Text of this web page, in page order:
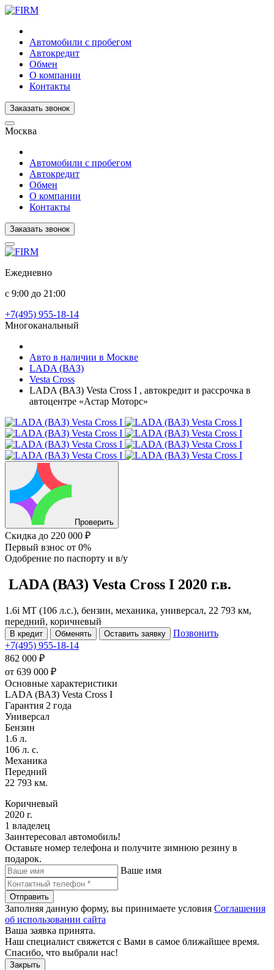
Автомобили с пробегом
Автокредит
Обмен
О компании
Контакты
Заказать звонок
Москва
Автомобили с пробегом
Автокредит
Обмен
О компании
Контакты
Заказать звонок
Ежедневно
с 9:00 до 21:00
+7(495) 955-18-14
Многоканальный
Авто в наличии в Москве
LADA (ВАЗ)
Vesta Cross
LADA (ВАЗ) Vesta Cross I , автокредит и рассрочка в
автоцентре «Астар Моторс»
Проверить
Скидка до 220 000 ₽
Первый взнос от 0%
Одобрение по паспорту и в/у
LADA (ВАЗ) Vesta Cross I 2020 г.в.
1.6i MT (106 л.с.), бензин, механика, универсал, 22 793 км,
передний, коричневый
В кредит Обменять Оставить заявку
Позвонить
+7(495) 955-18-14
862 000 ₽
от 639 000 ₽
Основные характеристики
LADA (ВАЗ) Vesta Cross I
Гарантия 2 года
Универсал
Бензин
1.6 л.
106 л. с.
Механика
Передний
22 793 км.
Коричневый
2020 г.
1 владелец
Заинтересовал автомобиль!
Оставьте номер телефона и получите зимнюю резину в
подарок.
Ваше имя
Отправить
Заполняя данную форму, вы принимаете условия Соглашения
об использовании сайта
Ваша заявка принята.
Наш специалист свяжется с Вами в самое ближайшее время.
Спасибо, что выбрали нас!
Закрыть